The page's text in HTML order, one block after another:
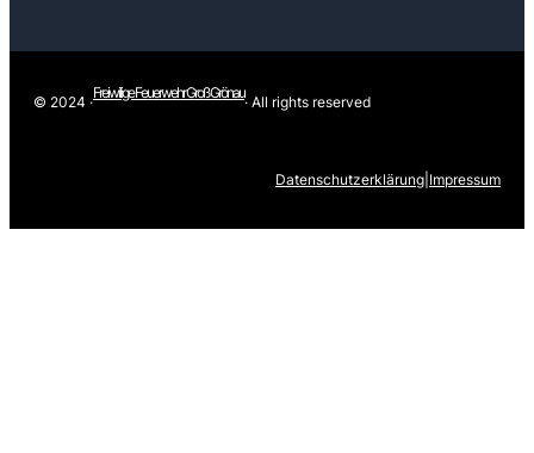
© 2024 ·
Freiwilige Feuerwehr Groß Grönau
· All rights reserved
Datenschutzerklärung Impressum